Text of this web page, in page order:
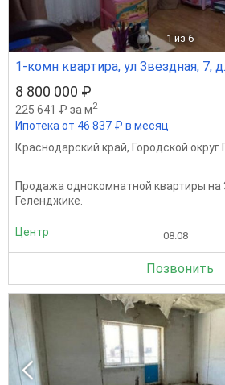
1 из 6
1-комн квартира, ул Звездная, 7,
8 800 000 ₽
225 641 ₽ за м2
Ипотека от 46 837 ₽ в месяц
Краснодарский край, Городской округ
Продажа однокомнатной квартиры на
Геленджике.
Центр 08.08
Позвонить